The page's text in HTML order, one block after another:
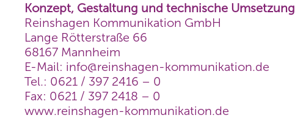
Konzept, Gestaltung und technische Umsetzung
Reinshagen Kommunikation GmbH
Lange Rötterstraße 66
68167 Mannheim
E-Mail: info@reinshagen-kommunikation.de
Tel.: 0621 / 397 2416 – 0
Fax: 0621 / 397 2418 – 0
www.reinshagen-kommunikation.de